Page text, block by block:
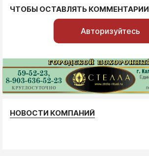
ЧТОБЫ ОСТАВЛЯТЬ КОММЕНТАРИИ
Авторизуйтесь
НОВОСТИ КОМПАНИЙ